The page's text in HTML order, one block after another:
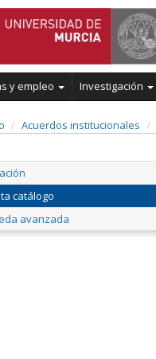
y empleo Investigación
Acuerdos institucionales
catálogo
avanzada